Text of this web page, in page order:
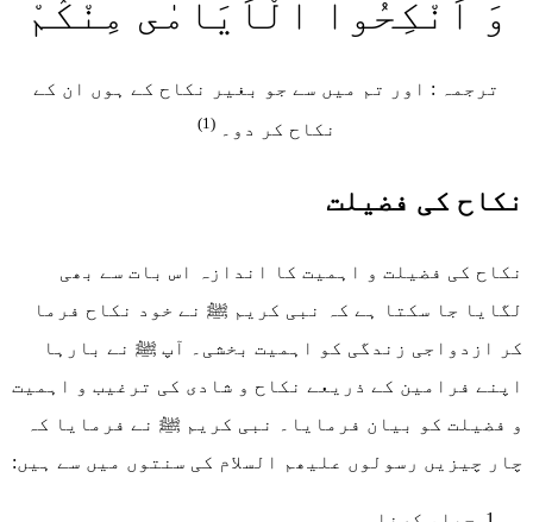
وَ اَنْكِحُوا الْاَیَامٰى مِنْكُمْ
ترجمہ : اور تم میں سے جو بغیر نکاح کے ہوں ان کے
نکاح کر دو۔(1)
نکاح کی فضیلت
نکاح کی فضیلت و اہمیت کا اندازہ اس بات سے بھی
لگایا جا سکتا ہے کہ نبی کریم ﷺ نے خود نکاح فرما
کر ازدواجی زندگی کو اہمیت بخشی۔ آپ ﷺ نے بارہا
اپنے فرامین کے ذریعے نکاح و شادی کی ترغیب و اہمیت
و فضیلت کو بیان فرمایا۔ نبی کریم ﷺ نے فرمایا کہ
چار چیزیں رسولوں علیھم السلام کی سنتوں میں سے ہیں: